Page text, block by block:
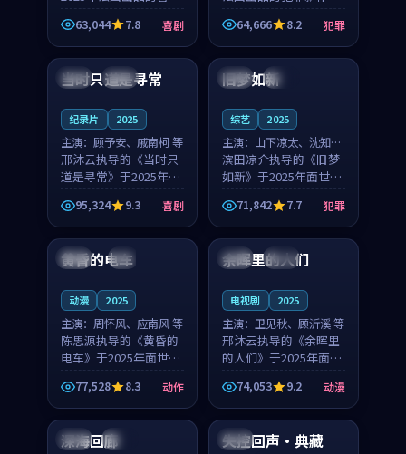
新作，主创团队希望用
深夜电台的故事让观众
停下来想一想。韩星澜
角色，山田纯一的叙事
63,044 7.8 喜剧
主创团队希望用高校追
梦的故事让观众停下来
想一想。赵砚青领衔，
颜以南担任重要角色，
山田纯一的叙事节奏
64,666 8.2 犯罪
泰国 杜比
当时只道是寻常
纪录片 2025
主演： 顾予安、戚南柯 等
邢沐云执导的《当时只
道是寻常》于2025年面
世，泰国的城市气质与
母女情深的人物心境共
同构筑了影片基调。顾
予安、戚南柯用细腻的
表演撑起整部喜剧电
95,324 9.3 喜剧
中国 高分
旧梦如新
综艺 2025
主演： 山下凉太、沈知韵
等
滨田凉介执导的《旧梦
如新》于2025年面世，
中国台湾的城市气质与
异国相遇的人物心境共
同构筑了影片基调。山
下凉太、沈知韵用细腻
的表演撑起整部犯罪
71,842 7.7 犯罪
日本 4K
黄昏的电车
动漫 2025
主演： 周怀风、应南风 等
陈思源执导的《黄昏的
电车》于2025年面世，
日本的城市气质与渔村
故事的人物心境共同构
筑了影片基调。周怀
风、应南风用细腻的表
演撑起整部动作电影，
77,528 8.3 动作
泰国 完结
余晖里的人们
电视剧 2025
主演： 卫见秋、顾沂溪 等
邢沐云执导的《余晖里
的人们》于2025年面
世，泰国的城市气质与
小镇生活的人物心境共
同构筑了影片基调。卫
见秋、顾沂溪用细腻的
表演撑起整部动漫电
74,053 9.2 动漫
法国 杜比
深海回廊
中国
失控回声·典藏